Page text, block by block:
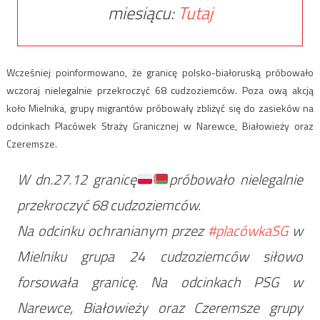
miesiącu: Tutaj
Wcześniej poinformowano, że granicę polsko-białoruską próbowało
wczoraj nielegalnie przekroczyć 68 cudzoziemców. Poza ową akcją
koło Mielnika, grupy migrantów próbowały zbliżyć się do zasieków na
odcinkach Placówek Straży Granicznej w Narewce, Białowieży oraz
Czeremsze.
W dn.27.12 granicę
próbowało nielegalnie
przekroczyć 68 cudzoziemców.
Na odcinku ochranianym przez#placówkaSGw
Mielniku grupa 24 cudzoziemców siłowo
forsowała granicę. Na odcinkach PSG w
Narewce, Białowieży oraz Czeremsze grupy